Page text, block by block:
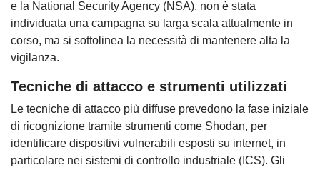
e la National Security Agency (NSA), non è stata
individuata una campagna su larga scala attualmente in
corso, ma si sottolinea la necessità di mantenere alta la
vigilanza.
Tecniche di attacco e strumenti utilizzati
Le tecniche di attacco più diffuse prevedono la fase iniziale
di ricognizione tramite strumenti come Shodan, per
identificare dispositivi vulnerabili esposti su internet, in
particolare nei sistemi di controllo industriale (ICS). Gli